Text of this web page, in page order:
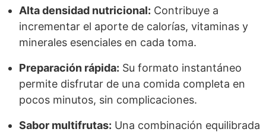
Alta densidad nutricional: Contribuye a
incrementar el aporte de calorías, vitaminas y
minerales esenciales en cada toma.
Preparación rápida: Su formato instantáneo
permite disfrutar de una comida completa en
pocos minutos, sin complicaciones.
Sabor multifrutas: Una combinación equilibrada